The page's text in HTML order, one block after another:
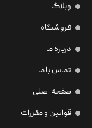
وبلاگ
فروشگاه
درباره ما
تماس با ما
صفحه اصلی
قوانین و مقررات